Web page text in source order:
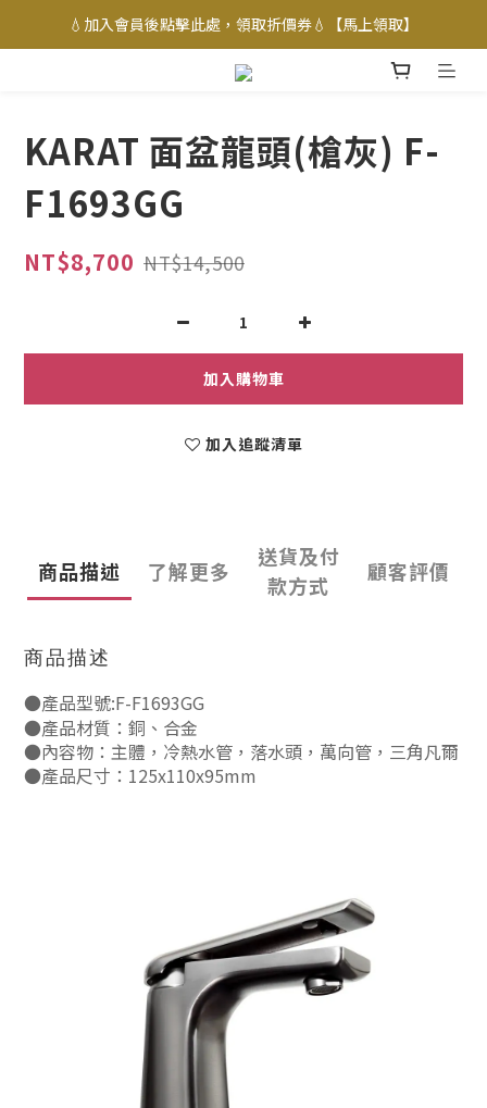
💧加入會員後點擊此處，領取折價券💧【馬上領取】
KARAT 面盆龍頭(槍灰) F-
F1693GG
NT$8,700 NT$14,500
加入購物車
加入追蹤清單
商品描述 了解更多
送貨及付
款方式
顧客評價
商品描述
●產品型號:F-F1693GG
●產品材質：銅、合金
●內容物：主體，冷熱水管，落水頭，萬向管，三角凡爾
●產品尺寸：125x110x95mm